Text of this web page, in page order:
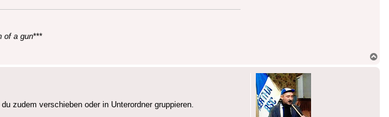
of a gun***
zudem verschieben oder in Unterordner gruppieren.